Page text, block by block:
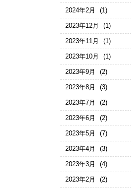
2024年2月 (1)
2023年12月 (1)
2023年11月 (1)
2023年10月 (1)
2023年9月 (2)
2023年8月 (3)
2023年7月 (2)
2023年6月 (2)
2023年5月 (7)
2023年4月 (3)
2023年3月 (4)
2023年2月 (2)